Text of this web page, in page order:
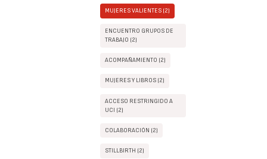
MUJERES VALIENTES (2)
ENCUENTRO GRUPOS DE
TRABAJO (2)
ACOMPAÑAMIENTO (2)
MUJERES Y LIBROS (2)
ACCESO RESTRINGIDO A
UCI (2)
COLABORACIÓN (2)
STILLBIRTH (2)